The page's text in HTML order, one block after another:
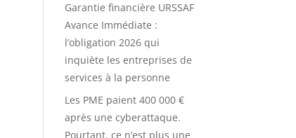
Garantie financière URSSAF
Avance Immédiate :
l’obligation 2026 qui
inquiète les entreprises de
services à la personne
Les PME paient 400 000 €
après une cyberattaque.
Pourtant, ce n’est plus une